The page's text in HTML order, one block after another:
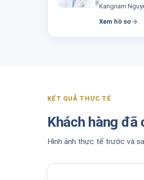
Kangnam
Xem hồ sơ
KẾT QUẢ THỰC TẾ
Khách hàng đã
Hình ảnh thực tế trước và